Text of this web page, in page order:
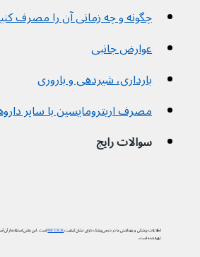
چگونه و چه زمانی آن را مصرف
عوارض جانبی
بارداری، شیردهی و باروری
مصرف اریترومایسین با سایر داروها و
سوالات رایج
اطلاعات پزشکی و بهداشتی ما در دیجی‌پزشک دارای نشان کیفیتPIF TICKاست. این یعنی استفاده از آن
تهیه شده است.